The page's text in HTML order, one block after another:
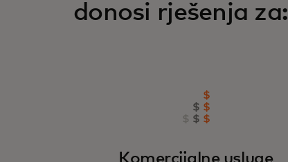
donosi rješenja za:
Komercijalne usluge